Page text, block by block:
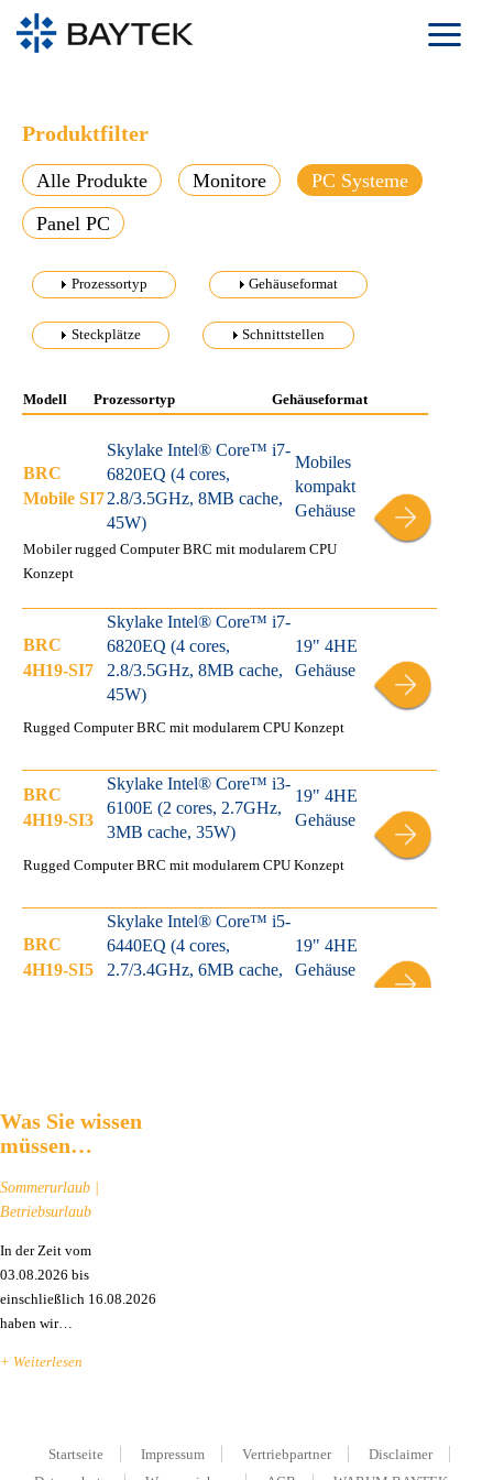
Direkt zum Inhalt
Produktfilter
Alle Produkte Monitore
PC Systeme
Panel PC
Anzeigen
Prozessortyp Anzeigen
Gehäuseformat
Anzeigen
Steckplätze Anzeigen
Schnittstellen
Modell Prozessortyp Gehäuseformat
BRC
Mobile SI7
Skylake Intel® Core™ i7-
6820EQ (4 cores,
2.8/3.5GHz, 8MB cache,
45W)
Mobiles
kompakt
Gehäuse
Mobiler rugged Computer BRC mit modularem CPU
Konzept
BRC
4H19-SI7
Skylake Intel® Core™ i7-
6820EQ (4 cores,
2.8/3.5GHz, 8MB cache,
45W)
19" 4HE
Gehäuse
Rugged Computer BRC mit modularem CPU Konzept
BRC
4H19-SI3
Skylake Intel® Core™ i3-
6100E (2 cores, 2.7GHz,
3MB cache, 35W)
19" 4HE
Gehäuse
Rugged Computer BRC mit modularem CPU Konzept
BRC
4H19-SI5
Skylake Intel® Core™ i5-
6440EQ (4 cores,
2.7/3.4GHz, 6MB cache,
19" 4HE
Gehäuse
4H19-HI3
2.4GHz)
4H19-HI5
Rugged Computer BRC mit modularem CPU Konzept
BRC
Was Sie wissen
müssen…
Sommerurlaub |
Betriebsurlaub
In der Zeit vom
03.08.2026 bis
einschließlich 16.08.2026
haben wir…
+ Weiterlesen
Startseite Impressum Vertriebpartner
Disclaimer